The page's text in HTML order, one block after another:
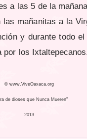
a las 5 de la
las mañanitas a la
y durante todo
por los
© www.ViveOaxaca.org
de dioses que Nunca Mueren"
2013